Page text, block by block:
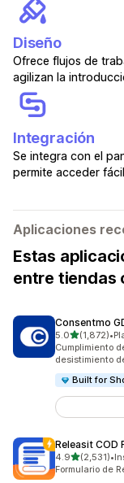
Diseño
Ofrece flujos de
agilizan la
Integración
Se integra con el
permite acceder
Aplicaciones
Estas
entre tiendas
Consentmo
5.0de 5(1,872)
1872 reseñas
•
Cumplimiento
desistimiento
Built for
Releasit COD
4.9de 5(2,531)
2531 reseñas
•
Formulario de